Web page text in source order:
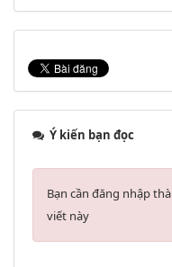
Ý kiến bạn đọc
Bạn cần đăng nhập
viết này